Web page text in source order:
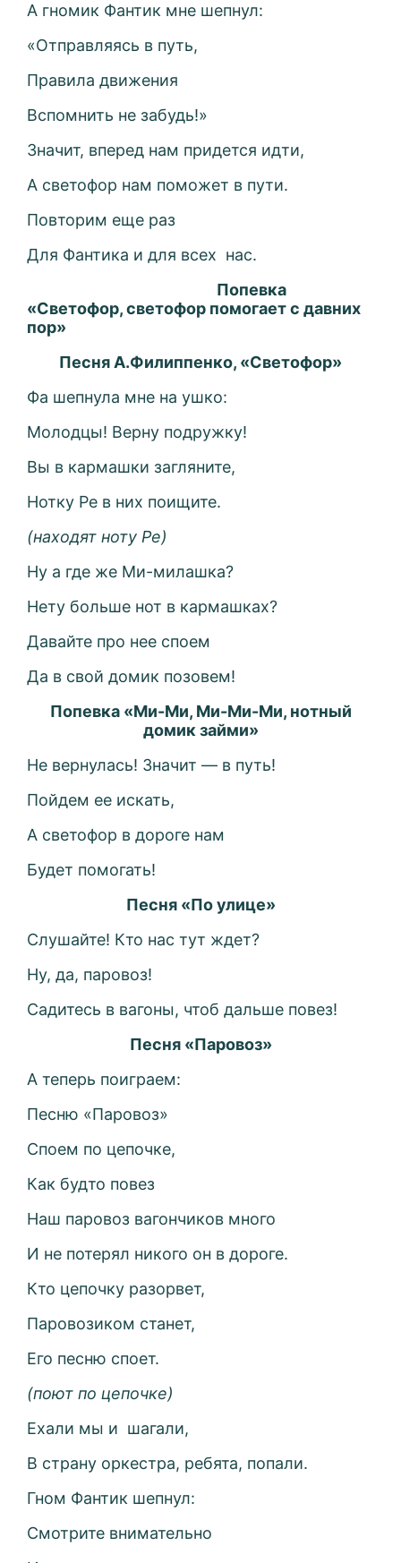
А гномик Фантик мне шепнул:
«Отправляясь в путь,
Правила движения
Вспомнить не забудь!»
Значит, вперед нам придется идти,
А светофор нам поможет в пути.
Повторим еще раз
Для Фантика и для всех нас.
Попевка
«Светофор, светофор помогает с давних
пор»
Песня А.Филиппенко, «Светофор»
Фа шепнула мне на ушко:
Молодцы! Верну подружку!
Вы в кармашки загляните,
Нотку Ре в них поищите.
(находят ноту Ре)
Ну а где же Ми-милашка?
Нету больше нот в кармашках?
Давайте про нее споем
Да в свой домик позовем!
Попевка «Ми-Ми, Ми-Ми-Ми, нотный
домик займи»
Не вернулась! Значит — в путь!
Пойдем ее искать,
А светофор в дороге нам
Будет помогать!
Песня «По улице»
Слушайте! Кто нас тут ждет?
Ну, да, паровоз!
Садитесь в вагоны, чтоб дальше повез!
Песня «Паровоз»
А теперь поиграем:
Песню «Паровоз»
Споем по цепочке,
Как будто повез
Наш паровоз вагончиков много
И не потерял никого он в дороге.
Кто цепочку разорвет,
Паровозиком станет,
Его песню споет.
(поют по цепочке)
Ехали мы и шагали,
В страну оркестра, ребята, попали.
Гном Фантик шепнул:
Смотрите внимательно